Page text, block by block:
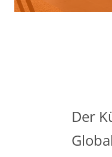
Der